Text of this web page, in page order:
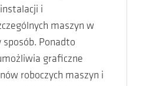
i
maszyn w
Ponadto
graficzne
roboczych maszyn i